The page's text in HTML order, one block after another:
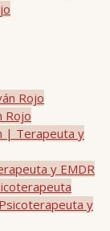
Rojo
Rojo
| Terapeuta y
y EMDR
y